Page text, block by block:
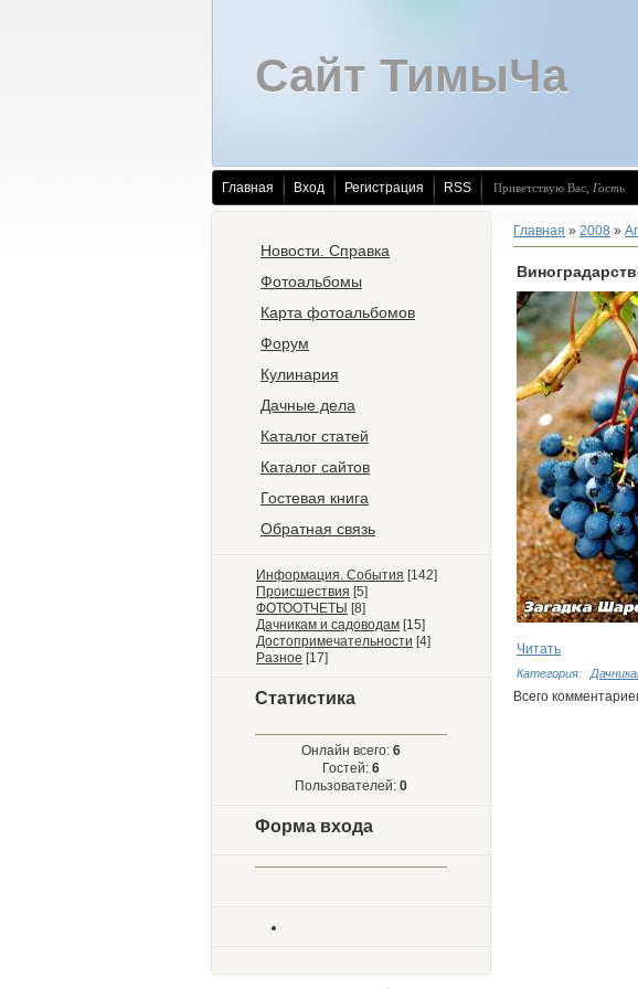
Сайт ТимыЧа
Главная Вход Регистрация RSS Приветствую Вас Гость
Новости. Справка
Фотоальбомы
Карта фотоальбомов
Форум
Кулинария
Дачные дела
Каталог статей
Каталог сайтов
Гостевая книга
Обратная связь
Информация. События [142]
Происшествия [5]
ФОТООТЧЕТЫ [8]
Дачникам и садоводам [15]
Достопримечательности [4]
Разное [17]
Статистика
Онлайн всего: 6
Гостей: 6
Пользователей: 0
Форма входа
Главная » 2008 »
Читать
Категория:
Всего